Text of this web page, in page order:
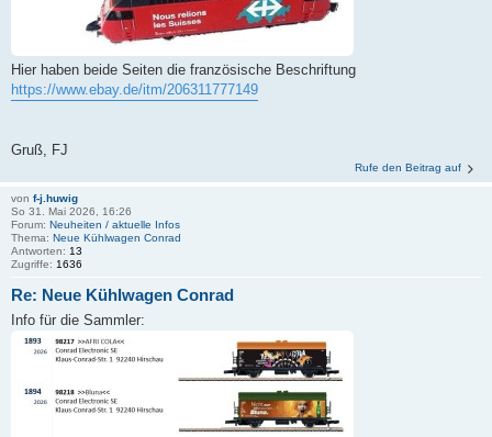
Hier haben beide Seiten die französische Beschriftung
https://www.ebay.de/itm/206311777149
Gruß, FJ
Rufe den Beitrag auf
von f-j.huwig
So 31. Mai 2026, 16:26
Forum: Neuheiten / aktuelle Infos
Thema: Neue Kühlwagen Conrad
Antworten: 13
Zugriffe: 1636
Re: Neue Kühlwagen Conrad
Info für die Sammler: